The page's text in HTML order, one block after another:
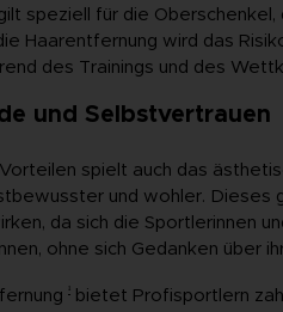
speziell für die
Haarentfernung wird das
des Trainings und des
und Selbstvertrauen
spielt auch das
und wohler.
da sich die Sportlerinnen
ohne sich Gedanken über
¹
bietet Profisportlern